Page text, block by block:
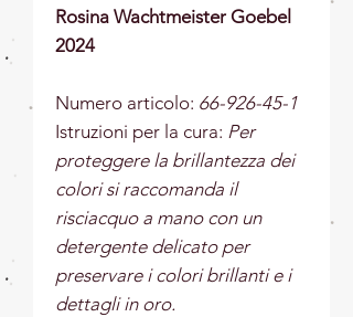
Rosina Wachtmeister Goebel
2024
Numero articolo: 66-926-45-1
Istruzioni per la cura: Per
proteggere la brillantezza dei
colori si raccomanda il
risciacquo a mano con un
detergente delicato per
preservare i colori brillanti e i
dettagli in oro.